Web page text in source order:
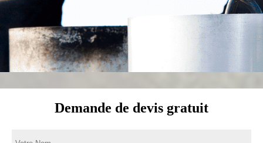
Demande de devis gratuit